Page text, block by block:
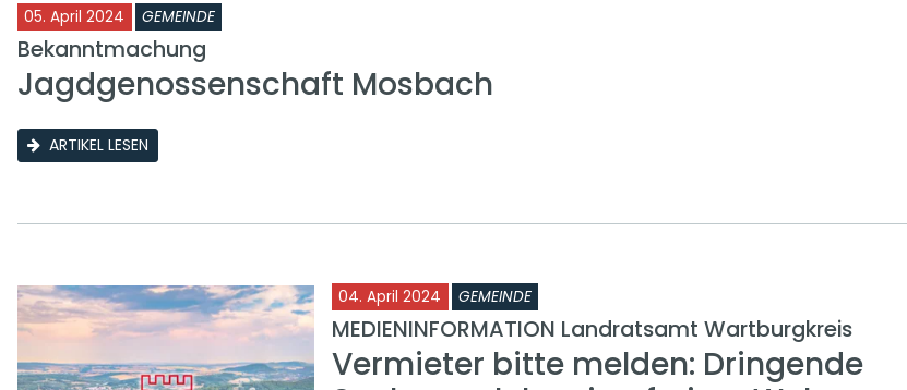
05. April 2024 GEMEINDE
Bekanntmachung
Jagdgenossenschaft Mosbach
ARTIKEL LESEN
04. April 2024 GEMEINDE
MEDIENINFORMATION Landratsamt Wartburgkreis
Vermieter bitte melden: Dringende